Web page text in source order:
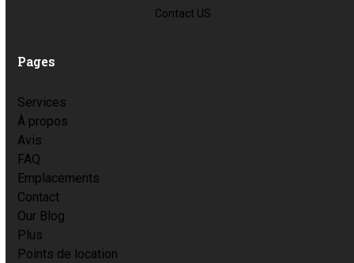
Contact US
Pages
Services
À propos
Avis
FAQ
Emplacements
Contact
Our Blog
Plus
Points de location